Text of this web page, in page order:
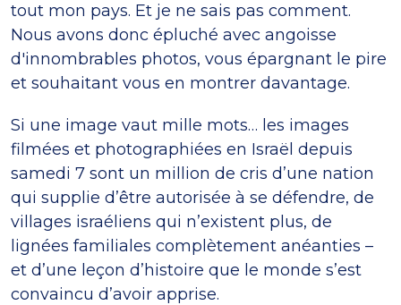
tout mon pays. Et je ne sais pas comment.
Nous avons donc épluché avec angoisse
d'innombrables photos, vous épargnant le pire
et souhaitant vous en montrer davantage.
Si une image vaut mille mots… les images
filmées et photographiées en Israël depuis
samedi 7 sont un million de cris d’une nation
qui supplie d’être autorisée à se défendre, de
villages israéliens qui n’existent plus, de
lignées familiales complètement anéanties –
et d’une leçon d’histoire que le monde s’est
convaincu d’avoir apprise.